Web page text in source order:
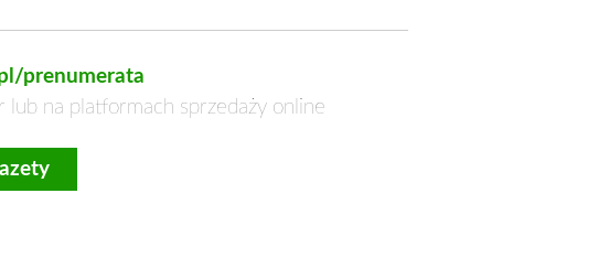
prenumerata
na platformach sprzedaży online